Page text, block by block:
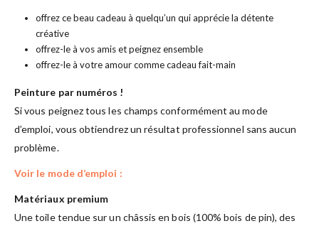
offrez ce beau cadeau à quelqu’un qui apprécie la détente
créative
offrez-le à vos amis et peignez ensemble
offrez-le à votre amour comme cadeau fait-main
Peinture par numéros !
Si vous peignez tous les champs conformément au mode
d’emploi, vous obtiendrez un résultat professionnel sans aucun
problème.
Voir le mode d’emploi :
Matériaux premium
Une toile tendue sur un châssis en bois (100% bois de pin), des